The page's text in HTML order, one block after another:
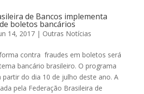
de Bancos implementa
boletos bancários
14, 2017| Outras Notícias
contra fraudes em boletos será
bancário brasileiro. O programa
partir do dia 10 de julho deste ano. A
pela Federação Brasileira de